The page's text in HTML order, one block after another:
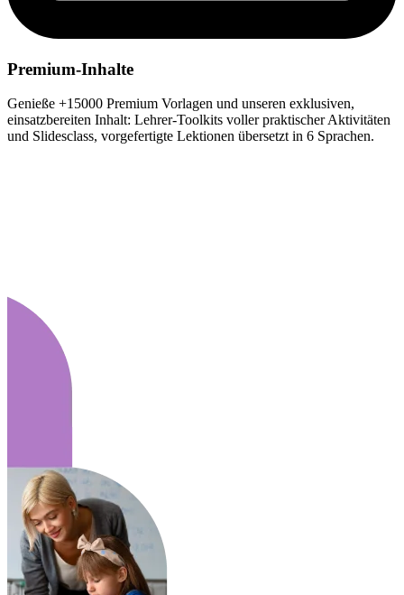
Premium-Inhalte
Genieße +15000 Premium Vorlagen und unseren exklusiven,
einsatzbereiten Inhalt: Lehrer-Toolkits voller praktischer Aktivitäten
und Slidesclass, vorgefertigte Lektionen übersetzt in 6 Sprachen.